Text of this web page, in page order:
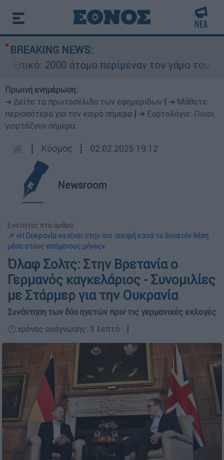
BREAKING NEWS:
2000 άτομα περίμεναν τον γάμο του
Πρωινή ενημέρωση:
➔ Δείτε τα πρωτοσέλιδα των εφημερίδων
➔ Μάθετε
περισσότερα για τον καιρό σήμερα
➔ Εορτολόγιο: Ποιοι
γιορτάζουν σήμερα
┋ Κόσμος ┋ 02.02.2025 19:12
Newsroom
Ενότητες στο άρθρο:
📌 «Η Ουκρανία να είναι στην πιο ισχυρή κατά το δυνατόν θέση
μέσα στους επόμενους μήνες»
Όλαφ Σολτς: Στην Βρετανία ο
Γερμανός καγκελάριος - Συνομιλίες
με Στάρμερ για την Ουκρανία
Συνάντηση των δύο ηγετών πριν τις γερμανικές εκλογές
🕛 χρόνος ανάγνωσης: 3 λεπτά ┋